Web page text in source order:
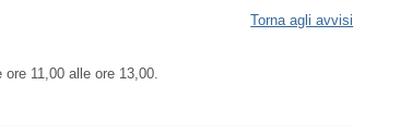
Torna agli avvisi
11,00 alle ore 13,00.